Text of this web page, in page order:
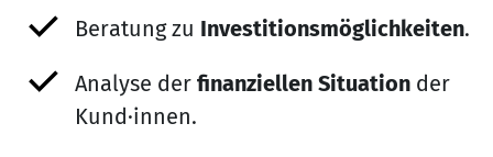
Beratung zu Investitionsmöglichkeiten.
Analyse der finanziellen Situation der
Kund·innen.